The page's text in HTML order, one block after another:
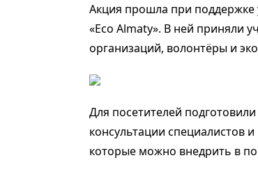
Акция прошла при
«Eco Almaty». В ней приняли
организаций, волонтёры и
Для посетителей
консультации специалистов
которые можно внедрить в